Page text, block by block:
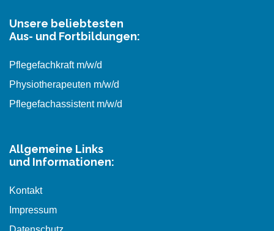
Unsere beliebtesten
Aus- und Fortbildungen:
Pflegefachkraft m/w/d
Physiotherapeuten m/w/d
Pflegefachassistent m/w/d
Allgemeine Links
und Informationen:
Kontakt
Impressum